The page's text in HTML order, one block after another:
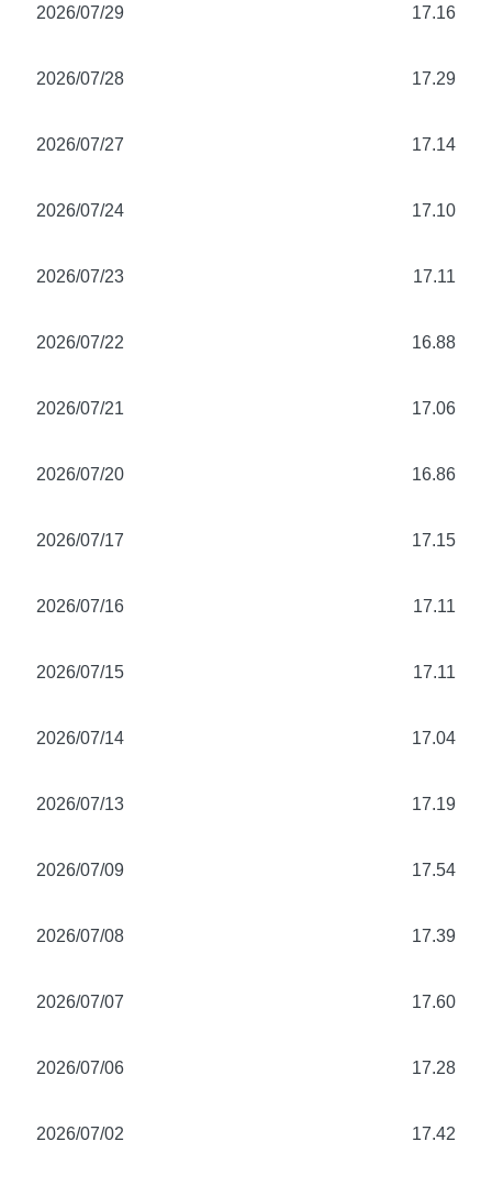
2026/07/29 17.16
2026/07/28 17.29
2026/07/27 17.14
2026/07/24 17.10
2026/07/23 17.11
2026/07/22 16.88
2026/07/21 17.06
2026/07/20 16.86
2026/07/17 17.15
2026/07/16 17.11
2026/07/15 17.11
2026/07/14 17.04
2026/07/13 17.19
2026/07/09 17.54
2026/07/08 17.39
2026/07/07 17.60
2026/07/06 17.28
2026/07/02 17.42